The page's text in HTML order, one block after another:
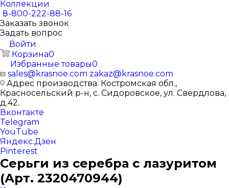
Коллекции
8-800-222-88-16
Заказать звонок
Задать вопрос
Войти
Корзина0
Избранные товары0
sales@krasnoe.com zakaz@krasnoe.com
Адрес производства: Костромская обл.,
Красносельский р-н, с. Сидоровское, ул. Свердлова,
д.42.
Вконтакте
Telegram
YouTube
Яндекс.Дзен
Pinterest
Серьги из серебра с лазуритом
(Арт. 2320470944)